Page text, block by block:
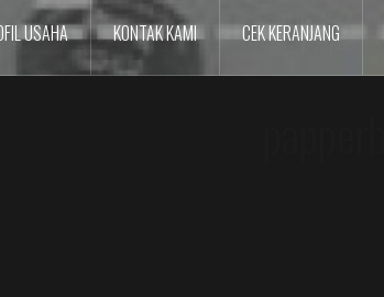
USAHA KONTAK KAMI CEK KERANJANG